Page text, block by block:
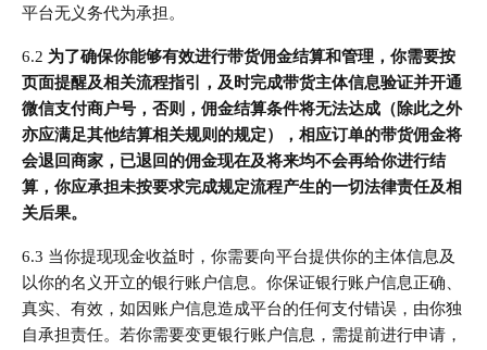
平台无义务代为承担。
6.2 为了确保你能够有效进行带货佣金结算和管理，你需要按
页面提醒及相关流程指引，及时完成带货主体信息验证并开通
微信支付商户号，否则，佣金结算条件将无法达成（除此之外
亦应满足其他结算相关规则的规定），相应订单的带货佣金将
会退回商家，已退回的佣金现在及将来均不会再给你进行结
算，你应承担未按要求完成规定流程产生的一切法律责任及相
关后果。
6.3 当你提现现金收益时，你需要向平台提供你的主体信息及
以你的名义开立的银行账户信息。你保证银行账户信息正确、
真实、有效，如因账户信息造成平台的任何支付错误，由你独
自承担责任。若你需要变更银行账户信息，需提前进行申请，